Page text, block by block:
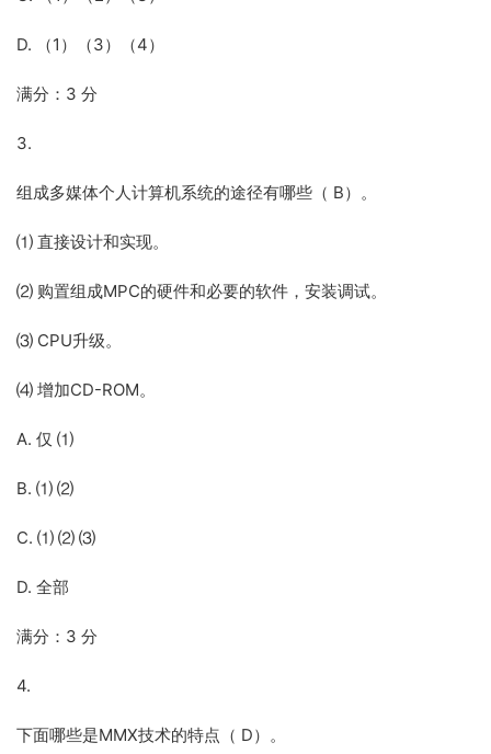
D. （1）（3）（4）
满分：3 分
3.
组成多媒体个人计算机系统的途径有哪些（ B）。
⑴ 直接设计和实现。
⑵ 购置组成MPC的硬件和必要的软件，安装调试。
⑶ CPU升级。
⑷ 增加CD-ROM。
A. 仅 ⑴
B. ⑴ ⑵
C. ⑴ ⑵ ⑶
D. 全部
满分：3 分
4.
下面哪些是MMX技术的特点（ D）。